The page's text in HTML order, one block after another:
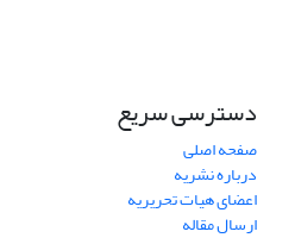
دسترسی سریع
صفحه اصلی
درباره نشریه
اعضای هیات تحریریه
ارسال مقاله